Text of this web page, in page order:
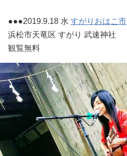
●●●2019.9.18 水 すがりおはこ市
浜松市天竜区 すがり 武速神社
観覧無料